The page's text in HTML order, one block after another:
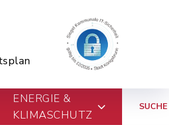
ENERGIE &
KLIMASCHUTZ
SUCHE